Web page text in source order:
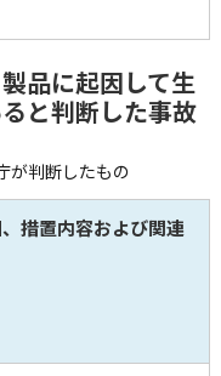
品に起因して生
と判断した事故
が判断したもの
措置内容および関連